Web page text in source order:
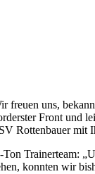
freuen uns,
Front und
Rottenbauer mit
Ton Trainerteam:
konnten wir